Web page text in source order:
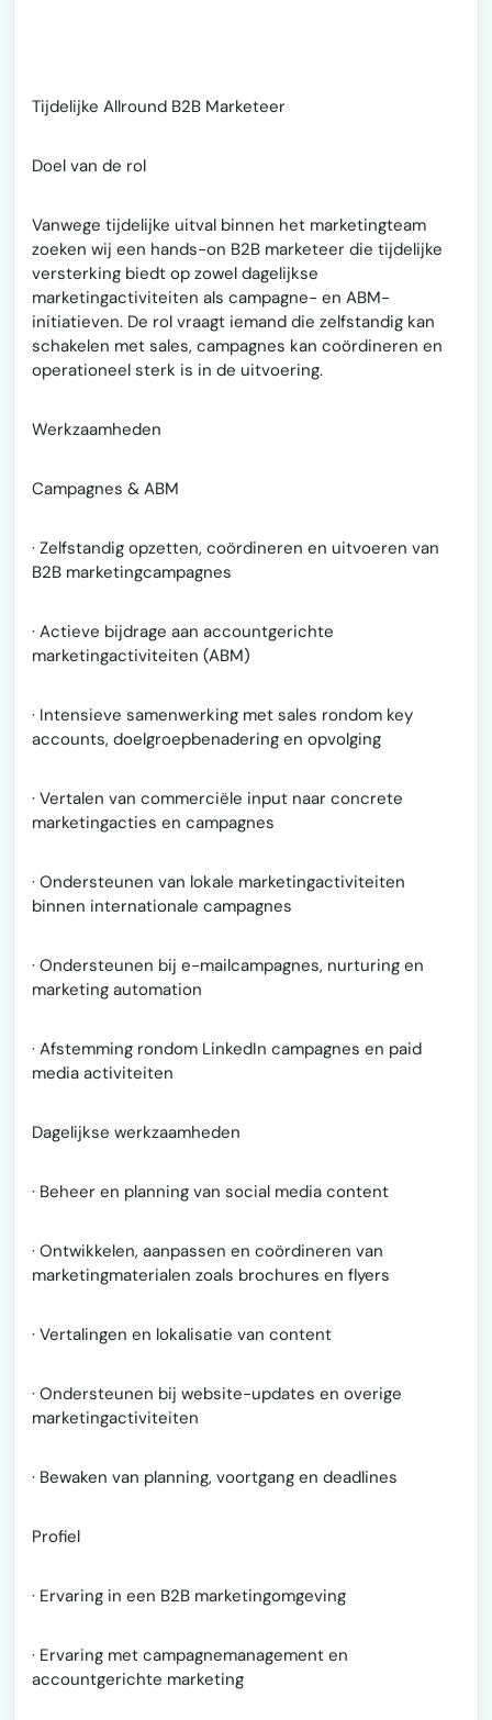
Tijdelijke Allround B2B Marketeer
Doel van de rol
Vanwege tijdelijke uitval binnen het marketingteam
zoeken wij een hands-on B2B marketeer die tijdelijke
versterking biedt op zowel dagelijkse
marketingactiviteiten als campagne- en ABM-
initiatieven. De rol vraagt iemand die zelfstandig kan
schakelen met sales, campagnes kan coördineren en
operationeel sterk is in de uitvoering.
Werkzaamheden
Campagnes & ABM
· Zelfstandig opzetten, coördineren en uitvoeren van
B2B marketingcampagnes
· Actieve bijdrage aan accountgerichte
marketingactiviteiten (ABM)
· Intensieve samenwerking met sales rondom key
accounts, doelgroepbenadering en opvolging
· Vertalen van commerciële input naar concrete
marketingacties en campagnes
· Ondersteunen van lokale marketingactiviteiten
binnen internationale campagnes
· Ondersteunen bij e-mailcampagnes, nurturing en
marketing automation
· Afstemming rondom LinkedIn campagnes en paid
media activiteiten
Dagelijkse werkzaamheden
· Beheer en planning van social media content
· Ontwikkelen, aanpassen en coördineren van
marketingmaterialen zoals brochures en flyers
· Vertalingen en lokalisatie van content
· Ondersteunen bij website-updates en overige
marketingactiviteiten
· Bewaken van planning, voortgang en deadlines
Profiel
· Ervaring in een B2B marketingomgeving
· Ervaring met campagnemanagement en
accountgerichte marketing